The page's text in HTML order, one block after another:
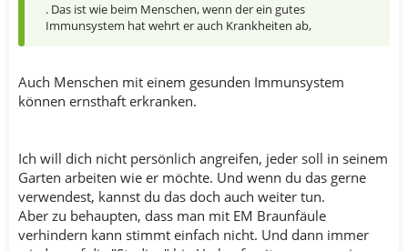
. Das ist wie beim Menschen, wenn der ein gutes
Immunsystem hat wehrt er auch Krankheiten ab,
Auch Menschen mit einem gesunden Immunsystem
können ernsthaft erkranken.
Ich will dich nicht persönlich angreifen, jeder soll in seinem
Garten arbeiten wie er möchte. Und wenn du das gerne
verwendest, kannst du das doch auch weiter tun.
Aber zu behaupten, dass man mit EM Braunfäule
verhindern kann stimmt einfach nicht. Und dann immer